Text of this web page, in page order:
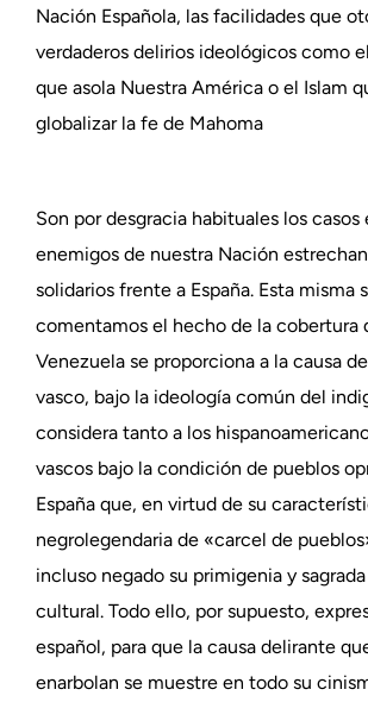
Nación Española, las facilidades que
verdaderos delirios ideológicos como
que asola Nuestra América o el Islam
globalizar la fe de Mahoma
Son por desgracia habituales los casos
enemigos de nuestra Nación
solidarios frente a España. Esta misma
comentamos el hecho de la cobertura
Venezuela se proporciona a la causa
vasco, bajo la ideología común del
considera tanto a los
vascos bajo la condición de pueblos
España que, en virtud de su
negrolegendaria de «carcel de
incluso negado su primigenia y
cultural. Todo ello, por supuesto,
español, para que la causa delirante
enarbolan se muestre en todo su